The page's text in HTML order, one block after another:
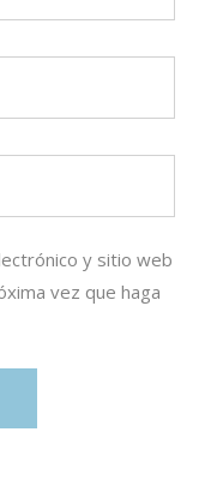
y sitio web
vez que haga